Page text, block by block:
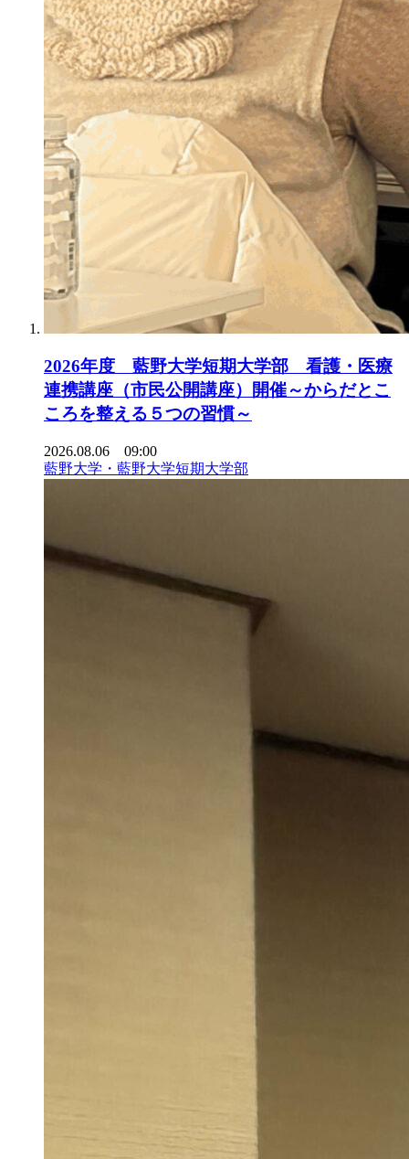
2026年度 藍野大学短期大学部 看護・医療
連携講座（市民公開講座）開催～からだとこ
ころを整える５つの習慣～
2026.08.06 09:00
藍野大学・藍野大学短期大学部